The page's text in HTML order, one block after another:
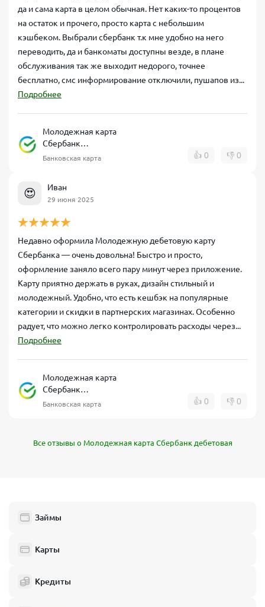
да и сама карта в целом обычная. Нет каких-то процентов
на остаток и прочего, просто карта с небольшим
кэшбеком. Выбрали сбербанк т.к мне удобно на него
переводить, да и банкоматы доступны везде, в плане
обслуживания так же выходит недорого, точнее
бесплатно, смс информирование отключили, пушапов из...
Подробнее
Молодежная карта
Сбербанк
дебетовая
Банковская карта 👍 0 👎 0
😍 Иван
29 июня 2025
Недавно оформила Молодежную дебетовую карту
Сбербанка — очень довольна! Быстро и просто,
оформление заняло всего пару минут через приложение.
Карту приятно держать в руках, дизайн стильный и
молодежный. Удобно, что есть кешбэк на популярные
категории и скидки в партнерских магазинах. Особенно
радует, что можно легко контролировать расходы через...
Подробнее
Молодежная карта
Сбербанк
дебетовая
Банковская карта 👍 0 👎 0
Все отзывы о Молодежная карта Сбербанк дебетовая
Займы
Карты
Кредиты